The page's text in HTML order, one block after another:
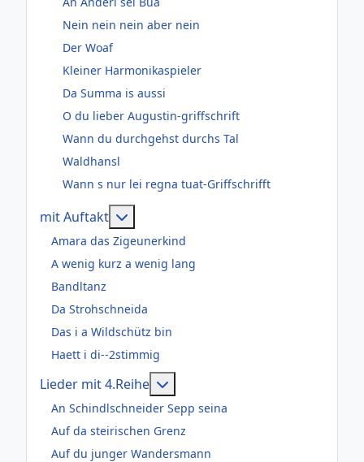
Nein nein nein aber nein
Der Woaf
Kleiner Harmonikaspieler
Da Summa is aussi
O du lieber Augustin-griffschrift
Wann du durchgehst durchs Tal
Waldhansl
Wann s nur lei regna tuat-Griffschrifft
mit Auftakt
Amara das Zigeunerkind
A wenig kurz a wenig lang
Bandltanz
Da Strohschneida
Das i a Wildschütz bin
Haett i di--2stimmig
Lieder mit 4.Reihe
An Schindlschneider Sepp seina
Auf da steirischen Grenz
Auf du junger Wandersmann